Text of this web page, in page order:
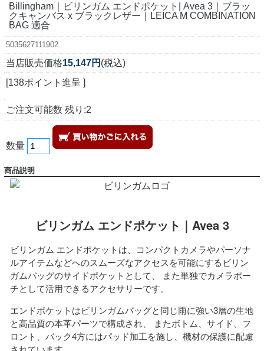
Billingham｜ビリンガム エンドポケット| Avea 3｜ブラッ
クキャンバス x ブラックレザー｜LEICA M COMBINATION
BAG 適合
5035627111902
当店販売価格15,147円 (税込)
[138ポイント進呈 ]
ご注文可能数 残り:2
数量
商品説明
ビリンガム エンドポケット｜Avea 3
ビリンガム エンドポケットは、コンパクトカメラやパーソナ
ルアイテムなどへのスムーズなアクセスを可能にするビリン
ガムバッグのサイドポケットとして、 また単独でカメラポー
チとして活用できるアクセサリーです。
エンドポケットはビリンガムバッグと同じ雨に強い3層の生地
と高品質の本革パーツで構成され、 またボトム、サイド、フ
ロント、バック4方にはパッド加工を施し、機材の保護に配慮